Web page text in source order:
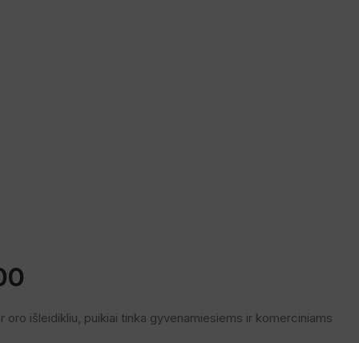
išleidikliu, puikiai tinka gyvenamiesiems ir komerciniams